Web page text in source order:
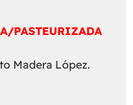
PASTEURIZADA
Madera López.